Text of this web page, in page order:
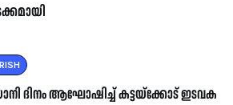
ദിനം ആഘോഷിച്ച് കട്ടയ്ക്കോട് ഇടവക